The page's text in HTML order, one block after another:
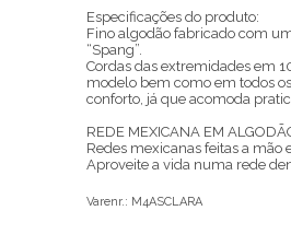
Especificações do produto:
Fino algodão fabricado com
“Spang”.
Cordas das extremidades em
modelo bem como em todos
conforto, já que acomoda
REDE MEXICANA EM
Redes mexicanas feitas a mão
Aproveite a vida numa rede
Varenr.: M4ASCLARA